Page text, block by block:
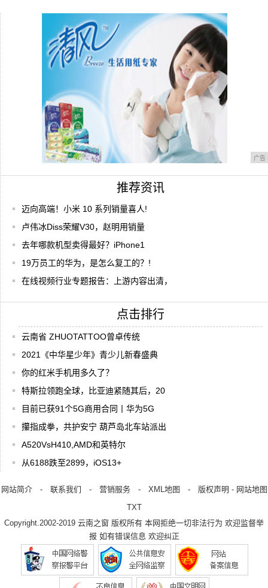
苹果最新动态，1月iPhone在华需求猛降，
广告
推荐资讯
迈向高端！小米 10 系列销量喜人!
卢伟冰Diss荣耀V30，赵明用销量
去年哪款机型卖得最好？iPhone1
19万员工的华为，是怎么复工的？!
在线视频行业专题报告：上游内容出清，
点击排行
云南省 ZHUOTATTOO曾卓传统
2021《中华星少年》青少儿新春盛典
你的红米手机用多久了？
特斯拉领跑全球，比亚迪紧随其后，20
目前已获91个5G商用合同丨华为5G
攥指成拳，共护安宁 葫芦岛北车站派出
A520VsH410,AMD和英特尔
从6188跌至2899，iOS13+
网站简介- 联系我们 - 营销服务- XML地图 - 版权声明 - 网站地图
TXT
Copyright.2002-2019 云南之窗 版权所有 本网拒绝一切非法行为 欢迎监督举
报 如有错误信息 欢迎纠正